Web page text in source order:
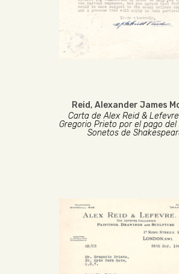
Reid, Alexander James
Carta de Alex Reid &
Gregorio Prieto por el pago del
Sonetos de